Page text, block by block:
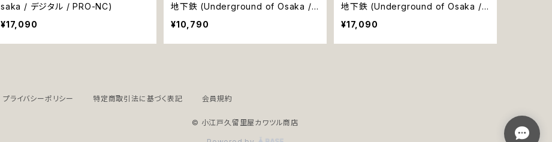
saka / デジタル / PRO-NC)
¥17,090
地下鉄 (Underground of Osaka /
デジタル / PRO)
¥10,790
地下鉄 (Underground of Osaka /
デジタル / PRO-NC)
¥17,090
プライバシーポリシー 特定商取引法に基づく表記 会員規約
© 小江戸久留里屋カワツル商店